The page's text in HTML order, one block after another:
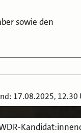
sowie den
17.08.2025, 12.30